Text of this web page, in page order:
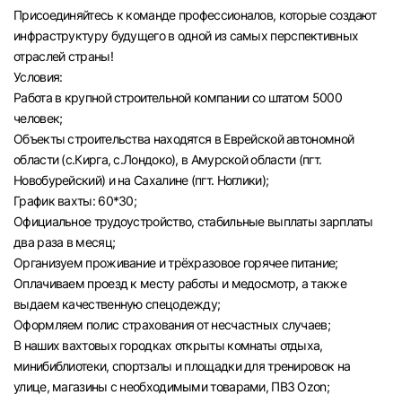
Ульяновск
Курган
Уфа
Присоединяйтесь к команде профессионалов, которые создают
инфраструктуру будущего в одной из самых перспективных
отраслей страны!
Условия:
Работа в крупной строительной компании со штатом 5000
человек;
Объекты строительства находятся в Еврейской автономной
области (с.Кирга, с.Лондоко), в Амурской области (пгт.
Новобурейский) и на Сахалине (пгт. Ноглики);
График вахты: 60*30;
Официальное трудоустройство, стабильные выплаты зарплаты
два раза в месяц;
Организуем проживание и трёхразовое горячее питание;
Оплачиваем проезд к месту работы и медосмотр, а также
выдаем качественную спецодежду;
Оформляем полис страхования от несчастных случаев;
В наших вахтовых городках открыты комнаты отдыха,
минибиблиотеки, спортзалы и площадки для тренировок на
улице, магазины с необходимыми товарами, ПВЗ Ozon;